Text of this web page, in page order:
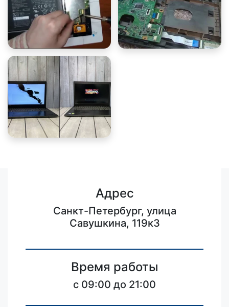
Адрес
Санкт-Петербург, улица
Савушкина, 119к3
Время работы
c 09:00 до 21:00